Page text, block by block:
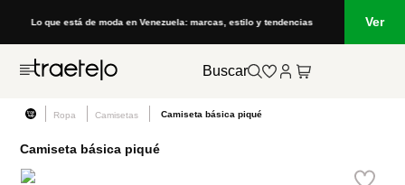
Lo que está de moda en Venezuela: marcas, estilo y tendencias Ver
Buscar
Ropa Camisetas Camiseta básica piqué
Camiseta básica piqué